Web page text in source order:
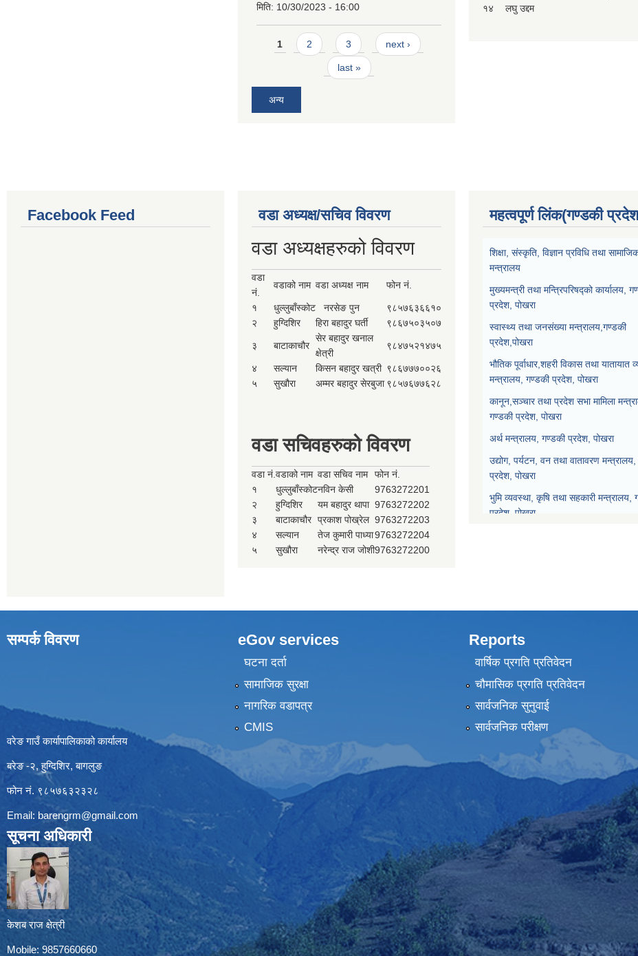
मिति: 10/30/2023 - 16:00
Pages
1 2 3 next ›
last »
अन्य
१४
लघु उद्दम
Facebook Feed वडा अध्यक्ष/सचिव विवरण
वडा अध्यक्षहरुको विवरण
वडा
नं.
वडाको नाम वडा अध्यक्ष नाम फोन नं.
१ धुल्लुबाँस्कोट नरसेङ पुन
९८५७६३६६१०
२
हुग्दिशिर हिरा बहादुर घर्ती ९८६७५०३५०७
३ बाटाकाचौर
सेर बहादुर खनाल
क्षेत्री
९८४७५२१४७५
४ सल्यान किसन बहादुर खत्री ९८६७७७००२६
५
सुखौरा अम्मर बहादुर सेरबुजा ९८५७६७७६२८
वडा सचिवहरुको विवरण
वडा नं. वडाको नाम वडा सचिव नाम
फोन नं.
१
धुल्लुबाँस्कोटनविन केसी
9763272201
२
हुग्दिशिर यम बहादुर थापा 9763272202
३
बाटाकाचौर प्रकाश पोख्रेल 9763272203
४
सल्यान तेज कुमारी पाध्या9763272204
५
सुखौरा नरेन्द्र राज जोशी9763272200
महत्वपूर्ण लिंक(गण्डकी
शिक्षा, संस्कृति, विज्ञान प्रविधि तथा
मन्त्रालय
मुख्यमन्त्री तथा मन्त्रिपरिषद्को कार्यालय,
प्रदेश, पोखरा
स्वास्थ्य तथा जनसंख्या मन्त्रालय,गण्डकी
प्रदेश,पोखरा
भौतिक पूर्वाधार,शहरी विकास तथा यातायात
मन्त्रालय, गण्डकी प्रदेश, पोखरा
कानून,सञ्चार तथा प्रदेश सभा मामिला
गण्डकी प्रदेश, पोखरा
अर्थ मन्त्रालय, गण्डकी प्रदेश, पोखरा
उद्योग, पर्यटन, वन तथा वातावरण
प्रदेश, पोखरा
भुमि व्यवस्था, कृषि तथा सहकारी मन्त्रालय,
प्रदेश, पोखरा
सम्पर्क विवरण
वरेङ गाउँ कार्यापालिकाको कार्यालय
बरेङ -२, हुग्दिशिर, बागलुङ
फोन नं. ९८५७६३२३२८
Email: barengrm@gmail.com
सूचना अधिकारी
केशब राज क्षेत्री
Mobile: 9857660660
eGov services
घटना दर्ता
सामाजिक सुरक्षा
नागरिक वडापत्र
CMIS
Reports
वार्षिक प्रगति प्रतिवेदन
चौमासिक प्रगति प्रतिवेदन
सार्वजनिक सुनुवाई
सार्वजनिक परीक्षण